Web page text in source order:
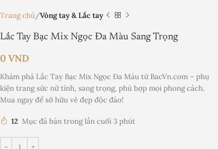
Trang chủ Vòng tay & Lắc tay
Lắc Tay Bạc Mix Ngọc Đa Màu Sang Trọng
0 VND
Khám phá Lắc Tay Bạc Mix Ngọc Đa Màu từ BacVn.com – phụ
kiện trang sức nữ tính, sang trọng, phù hợp mọi phong cách.
Mua ngay để sở hữu vẻ đẹp độc đáo!
12 Mục đã bán trong lần cuối 3 phút